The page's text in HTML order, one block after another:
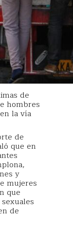
de
hombres
la vía
de
que en
y
mujeres
que
de